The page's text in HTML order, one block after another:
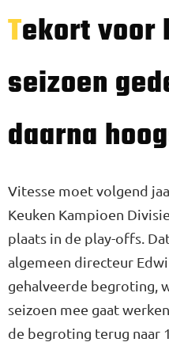
Tekort voor lopend
seizoen
daarna
Vitesse moet volgend
Keuken Kampioen
plaats in de play-offs.
algemeen directeur
gehalveerde begroting,
seizoen mee gaat
de begroting terug naar